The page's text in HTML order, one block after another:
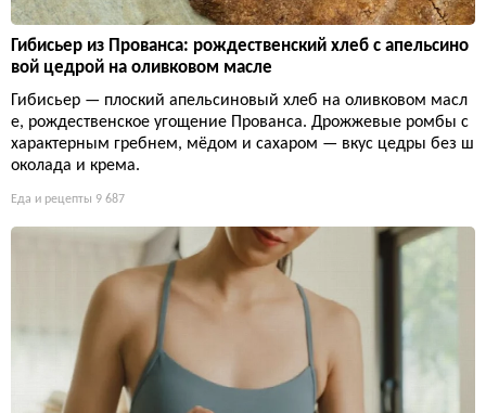
Гибисьер из Прованса: рождественский хлеб с апельсино
вой цедрой на оливковом масле
Гибисьер — плоский апельсиновый хлеб на оливковом масл
е, рождественское угощение Прованса. Дрожжевые ромбы с
характерным гребнем, мёдом и сахаром — вкус цедры без ш
околада и крема.
Еда и рецепты 9 687